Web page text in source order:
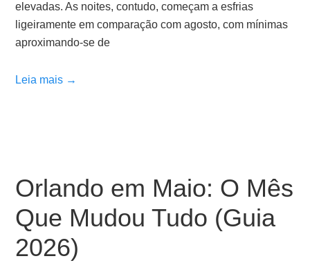
elevadas. As noites, contudo, começam a esfrias
ligeiramente em comparação com agosto, com mínimas
aproximando-se de
Leia mais →
Orlando em Maio: O Mês
Que Mudou Tudo (Guia
2026)